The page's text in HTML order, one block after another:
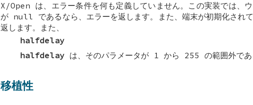
X/Open は、エラー条件を何も定義していません。この実装では、
が null であるなら、エラーを返します。また、端末が初期化され
返します。また、
halfdelay
halfdelayは、そのパラメータが 1 から 255 の範囲外であ
移植性